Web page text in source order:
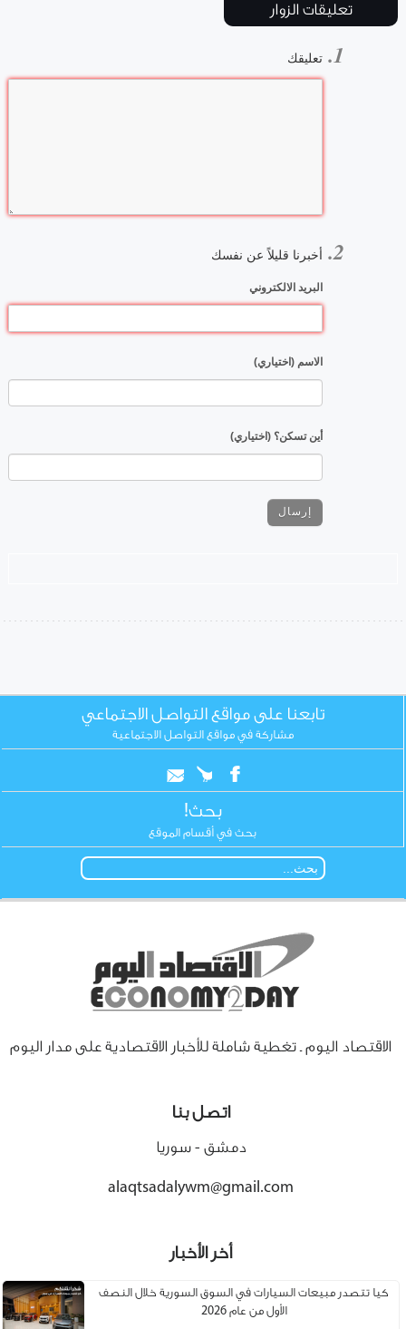
تعليقات الزوار
تعليقك
أخبرنا قليلاً عن نفسك
البريد الالكتروني
الاسم (اختياري)
أين تسكن؟ (اختياري)
تابعنا على مواقع التواصل الاجتماعي
مشاركة في مواقع التواصل الاجتماعية
بحث!
بحث في أقسام الموقع
الاقتصاد اليوم ـ تغطية شاملة للأخبار الاقتصادية على مدار اليوم
اتصل بنا
دمشق - سوريا
alaqtsadalywm@gmail.com
أخر الأخبار
كيا تتصدر مبيعات السيارات في السوق السورية خلال النصف
الأول من عام 2026